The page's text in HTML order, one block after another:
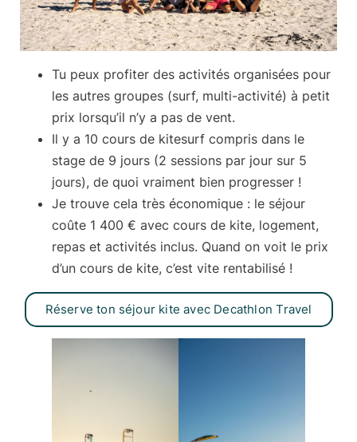
Tu peux profiter des activités organisées pour
les autres groupes (surf, multi-activité) à petit
prix lorsqu’il n’y a pas de vent.
Il y a 10 cours de kitesurf compris dans le
stage de 9 jours (2 sessions par jour sur 5
jours), de quoi vraiment bien progresser !
Je trouve cela très économique : le séjour
coûte 1 400 € avec cours de kite, logement,
repas et activités inclus. Quand on voit le prix
d’un cours de kite, c’est vite rentabilisé !
Réserve ton séjour kite avec Decathlon Travel